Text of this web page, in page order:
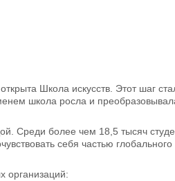
Школа искусств. Этот шаг
школа росла и
Среди более чем 18,5 тысяч
себя частью
организаций: